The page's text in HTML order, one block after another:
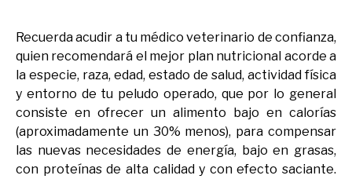
Recuerda acudir a tu médico veterinario de confianza,
quien recomendará el mejor plan nutricional acorde a
la especie, raza, edad, estado de salud, actividad física
y entorno de tu peludo operado, que por lo general
consiste en ofrecer un alimento bajo en calorías
(aproximadamente un 30% menos), para compensar
las nuevas necesidades de energía, bajo en grasas,
con proteínas de alta calidad y con efecto saciante.